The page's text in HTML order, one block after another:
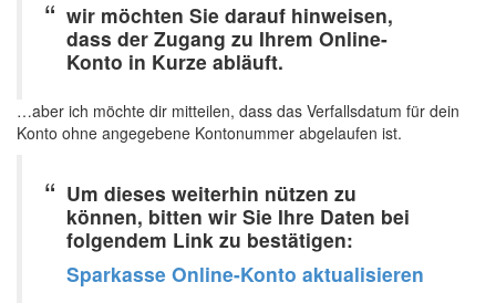
wir möchten Sie darauf hinweisen,
dass der Zugang zu Ihrem Online-
Konto in Kurze abläuft.
…aber ich möchte dir mitteilen, dass das Verfallsdatum für dein
Konto ohne angegebene Kontonummer abgelaufen ist.
Um dieses weiterhin nützen zu
können, bitten wir Sie Ihre Daten bei
folgendem Link zu bestätigen:
Sparkasse Online-Konto aktualisieren